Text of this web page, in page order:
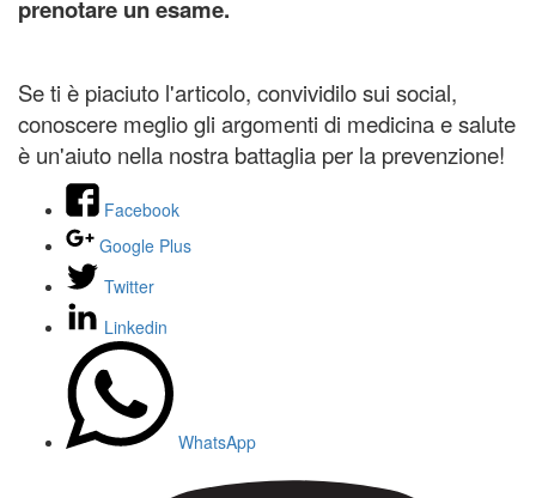
prenotare un esame.
Se ti è piaciuto l'articolo, convividilo sui social,
conoscere meglio gli argomenti di medicina e salute
è un'aiuto nella nostra battaglia per la prevenzione!
Facebook
Google Plus
Twitter
Linkedin
WhatsApp